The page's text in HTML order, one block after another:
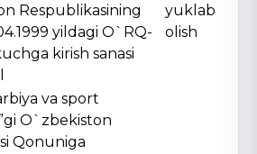
Respublikasining
yildagi O`RQ-
kirish sanasi
yuklab
olish
va sport
O`zbekiston
Qonuniga